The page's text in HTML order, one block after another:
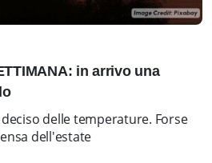
in arrivo una
delle temperature. Forse
dell'estate